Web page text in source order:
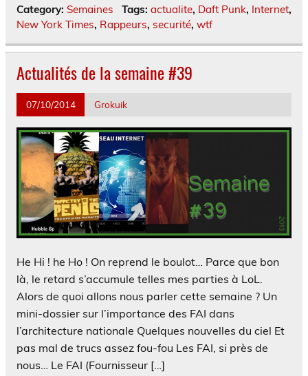
Category: Semaines Tags: actualite, Daft Punk, Internet,
New York Times, Rappeurs, securité, wtf
Actualités de la semaine #39
07/10/2014 Grokuik
He Hi ! he Ho ! On reprend le boulot… Parce que bon
là, le retard s’accumule telles mes parties à LoL.
Alors de quoi allons nous parler cette semaine ? Un
mini-dossier sur l’importance des FAI dans
l’architecture nationale Quelques nouvelles du ciel Et
pas mal de trucs assez fou-fou Les FAI, si près de
nous… Le FAI (Fournisseur […]